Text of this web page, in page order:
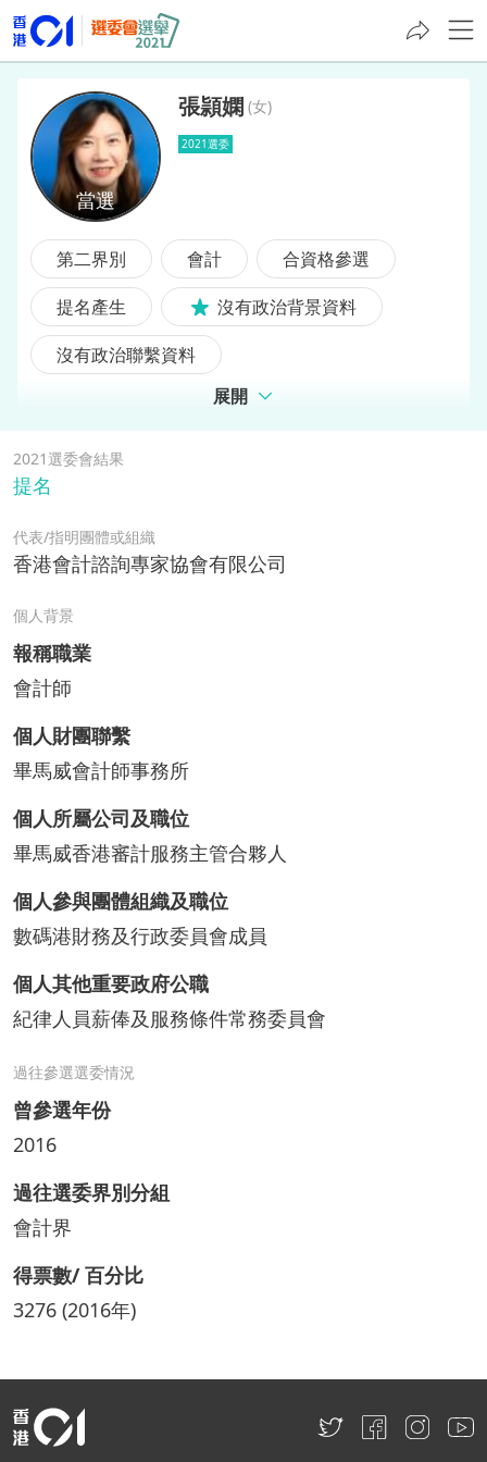
張頴嫻
張頴嫻 (女)
2021選委
第二界別 會計
合資格參選
提名產生
沒有政治背景資料
沒有政治聯繫資料
展開
2021選委會結果
提名
代表/指明團體或組織
香港會計諮詢專家協會有限公司
個人背景
報稱職業
會計師
個人財團聯繫
畢馬威會計師事務所
個人所屬公司及職位
畢馬威香港審計服務主管合夥人
個人參與團體組織及職位
數碼港財務及行政委員會成員
個人其他重要政府公職
紀律人員薪俸及服務條件常務委員會
過往參選選委情況
曾參選年份
2016
過往選委界別分組
會計界
得票數/ 百分比
3276 (2016年)